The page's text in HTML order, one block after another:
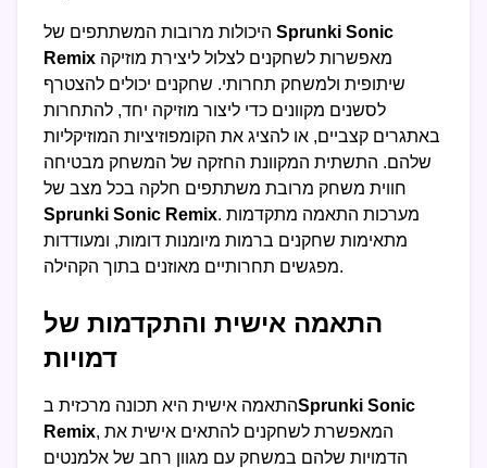
Sprunki Sonic
Remix
שיתופית ולמשחק תחרותי. שחקנים יכולים להצטרף
לסשנים מקוונים כדי ליצור מוזיקה יחד, להתחרות
באתגרים קצביים, או להציג את הקומפוזיציות המוזיקליות
שלהם. התשתית המקוונת החזקה של המשחק מבטיחה
חווית משחק מרובת משתתפים חלקה בכל מצב של
Sprunki Sonic Remix. מערכות התאמה מתקדמות
מתאימות שחקנים ברמות מיומנות דומות, ומעודדות
מפגשים תחרותיים מאוזנים בתוך הקהילה.
התאמה אישית והתקדמות של
דמויות
התאמה אישית היא תכונה מרכזית בSprunki Sonic
Remix, המאפשרת לשחקנים להתאים אישית את
הדמויות שלהם במשחק עם מגוון רחב של אלמנטים